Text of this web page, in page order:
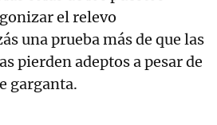
el relevo
una prueba más de que las
pierden adeptos a pesar de
garganta.